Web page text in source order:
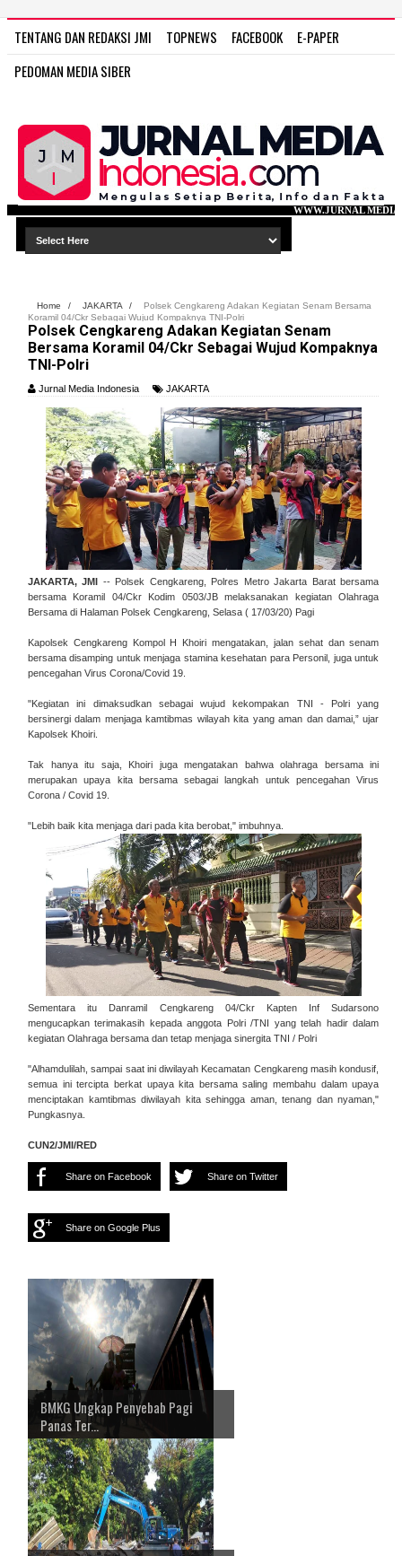
TENTANG DAN REDAKSI JMI TOPNEWS FACEBOOK
E-PAPER
PEDOMAN MEDIA SIBER
WWW.JURNAL MEDIA INDONESIA.COM
Home / JAKARTA /
Polsek Cengkareng Adakan Kegiatan Senam Bersama
Koramil 04/Ckr Sebagai Wujud Kompaknya TNI-Polri
Polsek Cengkareng Adakan Kegiatan Senam
Bersama Koramil 04/Ckr Sebagai Wujud Kompaknya
TNI-Polri
Jurnal Media Indonesia JAKARTA
JAKARTA, JMI -- Polsek Cengkareng, Polres Metro Jakarta Barat bersama
bersama Koramil 04/Ckr Kodim 0503/JB melaksanakan kegiatan Olahraga
Bersama di Halaman Polsek Cengkareng, Selasa ( 17/03/20) Pagi
Kapolsek Cengkareng Kompol H Khoiri mengatakan, jalan sehat dan senam
bersama disamping untuk menjaga stamina kesehatan para Personil, juga untuk
pencegahan Virus Corona/Covid 19.
"Kegiatan ini dimaksudkan sebagai wujud kekompakan TNI - Polri yang
bersinergi dalam menjaga kamtibmas wilayah kita yang aman dan damai,” ujar
Kapolsek Khoiri.
Tak hanya itu saja, Khoiri juga mengatakan bahwa olahraga bersama ini
merupakan upaya kita bersama sebagai langkah untuk pencegahan Virus
Corona / Covid 19.
"Lebih baik kita menjaga dari pada kita berobat," imbuhnya.
Sementara itu Danramil Cengkareng 04/Ckr Kapten Inf Sudarsono
mengucapkan terimakasih kepada anggota Polri /TNI yang telah hadir dalam
kegiatan Olahraga bersama dan tetap menjaga sinergita TNI / Polri
"Alhamdulilah, sampai saat ini diwilayah Kecamatan Cengkareng masih kondusif,
semua ini tercipta berkat upaya kita bersama saling membahu dalam upaya
menciptakan kamtibmas diwilayah kita sehingga aman, tenang dan nyaman,"
Pungkasnya.
CUN2/JMI/RED
Share on Facebook Share on Twitter
Share on Google Plus
BMKG Ungkap Penyebab Pagi
Panas Ter...